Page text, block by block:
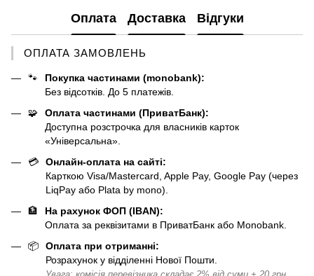
Оплата Доставка Відгуки
ОПЛАТА ЗАМОВЛЕНЬ
🐾
Покупка частинами (monobank):
Без відсотків. До 5 платежів.
🧩
Оплата частинами (ПриватБанк):
Доступна розстрочка для власників карток
«Універсальна».
💳
Онлайн-оплата на сайті:
Карткою Visa/Mastercard, Apple Pay, Google Pay (через
LiqPay або Plata by mono).
🏦
На рахунок ФОП (IBAN):
Оплата за реквізитами в ПриватБанк або Monobank.
📦
Оплата при отриманні:
Розрахунок у відділенні Нової Пошти.